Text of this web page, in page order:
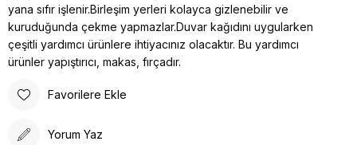
yana sıfır işlenir.Birleşim yerleri kolayca gizlenebilir ve
kuruduğunda çekme yapmazlar.Duvar kağıdını uygularken
çeşitli yardımcı ürünlere ihtiyacınız olacaktır. Bu yardımcı
ürünler yapıştırıcı, makas, fırçadır.
Favorilere Ekle
Yorum Yaz